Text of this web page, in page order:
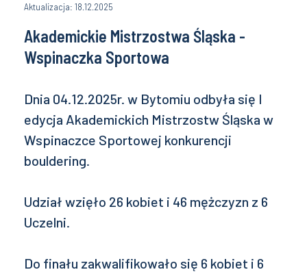
Aktualizacja: 18.12.2025
Akademickie Mistrzostwa Śląska -
Wspinaczka Sportowa
Dnia 04.12.2025r. w Bytomiu odbyła się I
edycja Akademickich Mistrzostw Śląska w
Wspinaczce Sportowej konkurencji
bouldering.
Udział wzięło 26 kobiet i 46 mężczyzn z 6
Uczelni.
Do finału zakwalifikowało się 6 kobiet i 6